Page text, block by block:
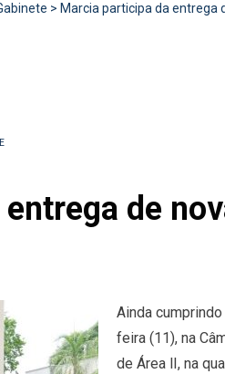
> Marcia participa da entrega
de
Ainda
feira (11), na
de Área lI, na